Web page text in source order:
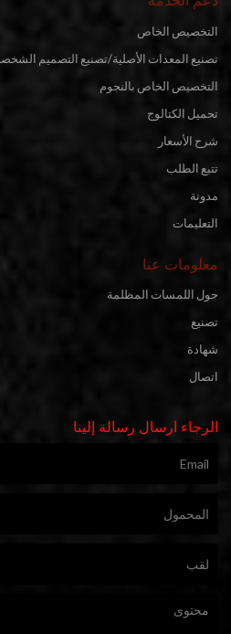
التخصيص الخاص
تصنيع المعدات الأصلية/تصنيع التصميم
التخصيص الخاص بالنجوم
تحميل الكتالوج
شرح الأسعار
تتبع الطلب
مدونة
التعليمات
معلومات عنا
حول اللمسات المظلمة
تصنيع
شهادة
اتصال
الرجاء ارسال رسالة إلينا